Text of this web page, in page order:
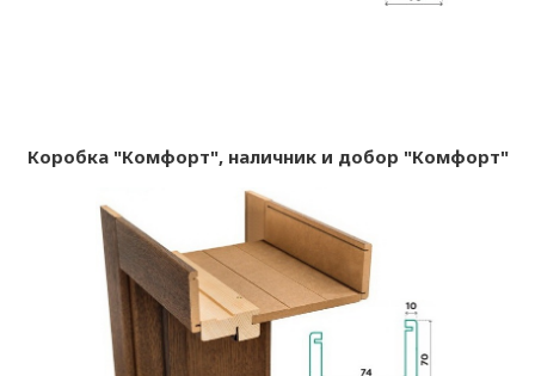
Коробка "Комфорт", наличник и добор "Комфорт"